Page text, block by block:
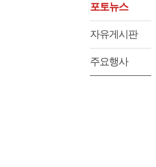
포토뉴스
자유게시판
주요행사